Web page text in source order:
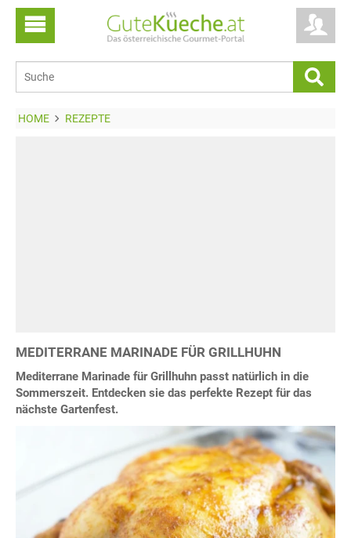
HOME REZEPTE
MEDITERRANE MARINADE FÜR GRILLHUHN
Mediterrane Marinade für Grillhuhn passt natürlich in die
Sommerszeit. Entdecken sie das perfekte Rezept für das
nächste Gartenfest.